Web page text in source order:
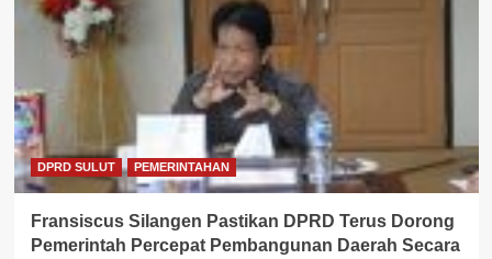
DPRD SULUT PEMERINTAHAN
Fransiscus Silangen Pastikan DPRD Terus Dorong
Pemerintah Percepat Pembangunan Daerah Secara